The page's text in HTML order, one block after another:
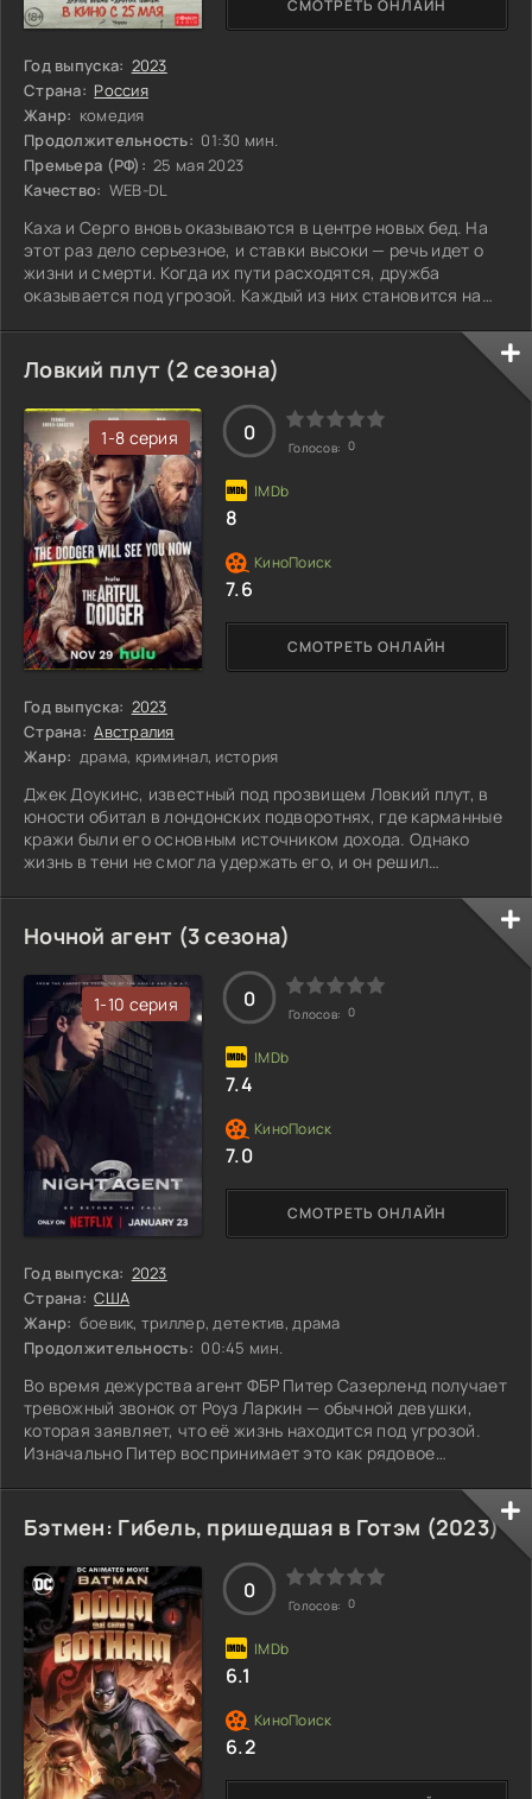
Год выпуска: 2023
Страна: Россия
Жанр: комедия
Продолжительность: 01:30 мин.
Премьера (РФ): 25 мая 2023
Качество: WEB-DL
Каха и Серго вновь оказываются в центре новых бед. На
этот раз дело серьезное, и ставки высоки — речь идет о
жизни и смерти. Когда их пути расходятся, дружба
оказывается под угрозой. Каждый из них становится на
пропасть между ними. Какова цена прощения, и что
должно случиться, чтобы они смогли вновь увидеть друг в
друге друзей?
СМОТРЕТЬ ОНЛАЙН
Ловкий плут (2 сезона)
1-8 серия
Год выпуска: 2023
Страна: Австралия
Жанр: драма, криминал, история
Джек Доукинс, известный под прозвищем Ловкий плут, в
юности обитал в лондонских подворотнях, где карманные
кражи были его основным источником дохода. Однако
жизнь в тени не смогла удержать его, и он решил
Австралии. Здесь Джек стремится построить карьеру
хирурга, погружаясь в мир медицины и высоких
стандартов. Он жаждет попасть в светское общество,
осваивая искусство манипуляции и обаяния, чтобы
завоевать доверие новых знакомых. Тем не менее, его
СМОТРЕТЬ ОНЛАЙН
0
Голосов: 0
8
7.6
Ночной агент (3 сезона)
1-10 серия
Год выпуска: 2023
Страна: США
Жанр: боевик, триллер, детектив, драма
Продолжительность: 00:45 мин.
Во время дежурства агент ФБР Питер Сазерленд получает
тревожный звонок от Роуз Ларкин — обычной девушки,
которая заявляет, что её жизнь находится под угрозой.
Изначально Питер воспринимает это как рядовое
более серьёзная, чем кажется на первый взгляд. Его
стремление помочь Роуз втягивает его в водоворот
сложного заговора, где ставки невероятно высоки.
Каждый шаг может стать последним, и вокруг него
разворачивается настоящая игра на выживание.
СМОТРЕТЬ ОНЛАЙН
0
Голосов: 0
7.4
7.0
Бэтмен: Гибель, пришедшая в Готэм (2023)
0
Голосов: 0
6.1
6.2